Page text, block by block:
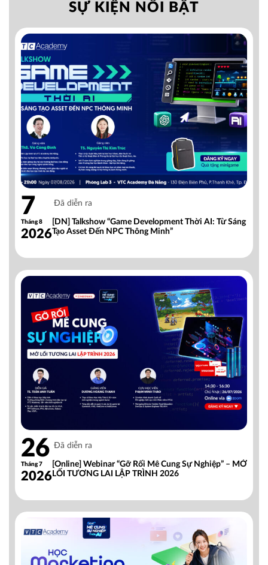
SỰ KIỆN NỔI BẬT
7
Tháng 8
2026
Đã diễn ra
[DN] Talkshow “Game Development Thời AI: Từ Sáng
Tạo Asset Đến NPC Thông Minh”
26
Tháng 7
2026
Đã diễn ra
[Online] Webinar “Gỡ Rối Mê Cung Sự Nghiệp” – MỞ
LỐI TƯƠNG LAI LẬP TRÌNH 2026